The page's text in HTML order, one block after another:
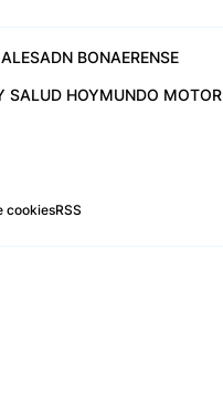
ADN BONAERENSE
SALUD HOYMUNDO MOTOR
cookiesRSS